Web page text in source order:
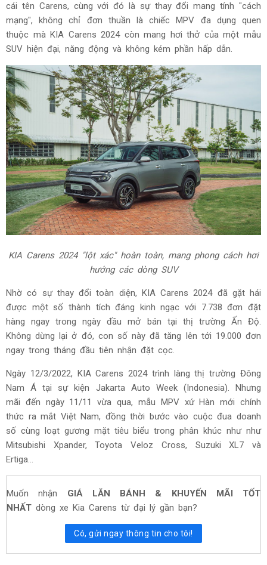
cái tên Carens, cùng với đó là sự thay đổi mang tính "cách
mạng", không chỉ đơn thuần là chiếc MPV đa dụng quen
thuộc mà KIA Carens 2024 còn mang hơi thở của một mẫu
SUV hiện đại, năng động và không kém phần hấp dẫn.
KIA Carens 2024 "lột xác" hoàn toàn, mang phong cách hơi
hướng các dòng SUV
Nhờ có sự thay đổi toàn diện, KIA Carens 2024 đã gặt hái
được một số thành tích đáng kinh ngạc với 7.738 đơn đặt
hàng ngay trong ngày đầu mở bán tại thị trường Ấn Độ.
Không dừng lại ở đó, con số này đã tăng lên tới 19.000 đơn
ngay trong tháng đầu tiên nhận đặt cọc.
Ngày 12/3/2022, KIA Carens 2024 trình làng thị trường Đông
Nam Á tại sự kiện Jakarta Auto Week (Indonesia). Nhưng
mãi đến ngày 11/11 vừa qua, mẫu MPV xứ Hàn mới chính
thức ra mắt Việt Nam, đồng thời bước vào cuộc đua doanh
số cùng loạt gương mặt tiêu biểu trong phân khúc như như
Mitsubishi Xpander, Toyota Veloz Cross, Suzuki XL7 và
Ertiga...
Muốn nhận GIÁ LĂN BÁNH & KHUYẾN MÃI TỐT
NHẤT dòng xe Kia Carens từ đại lý gần bạn?
Có, gửi ngay thông tin cho tôi!